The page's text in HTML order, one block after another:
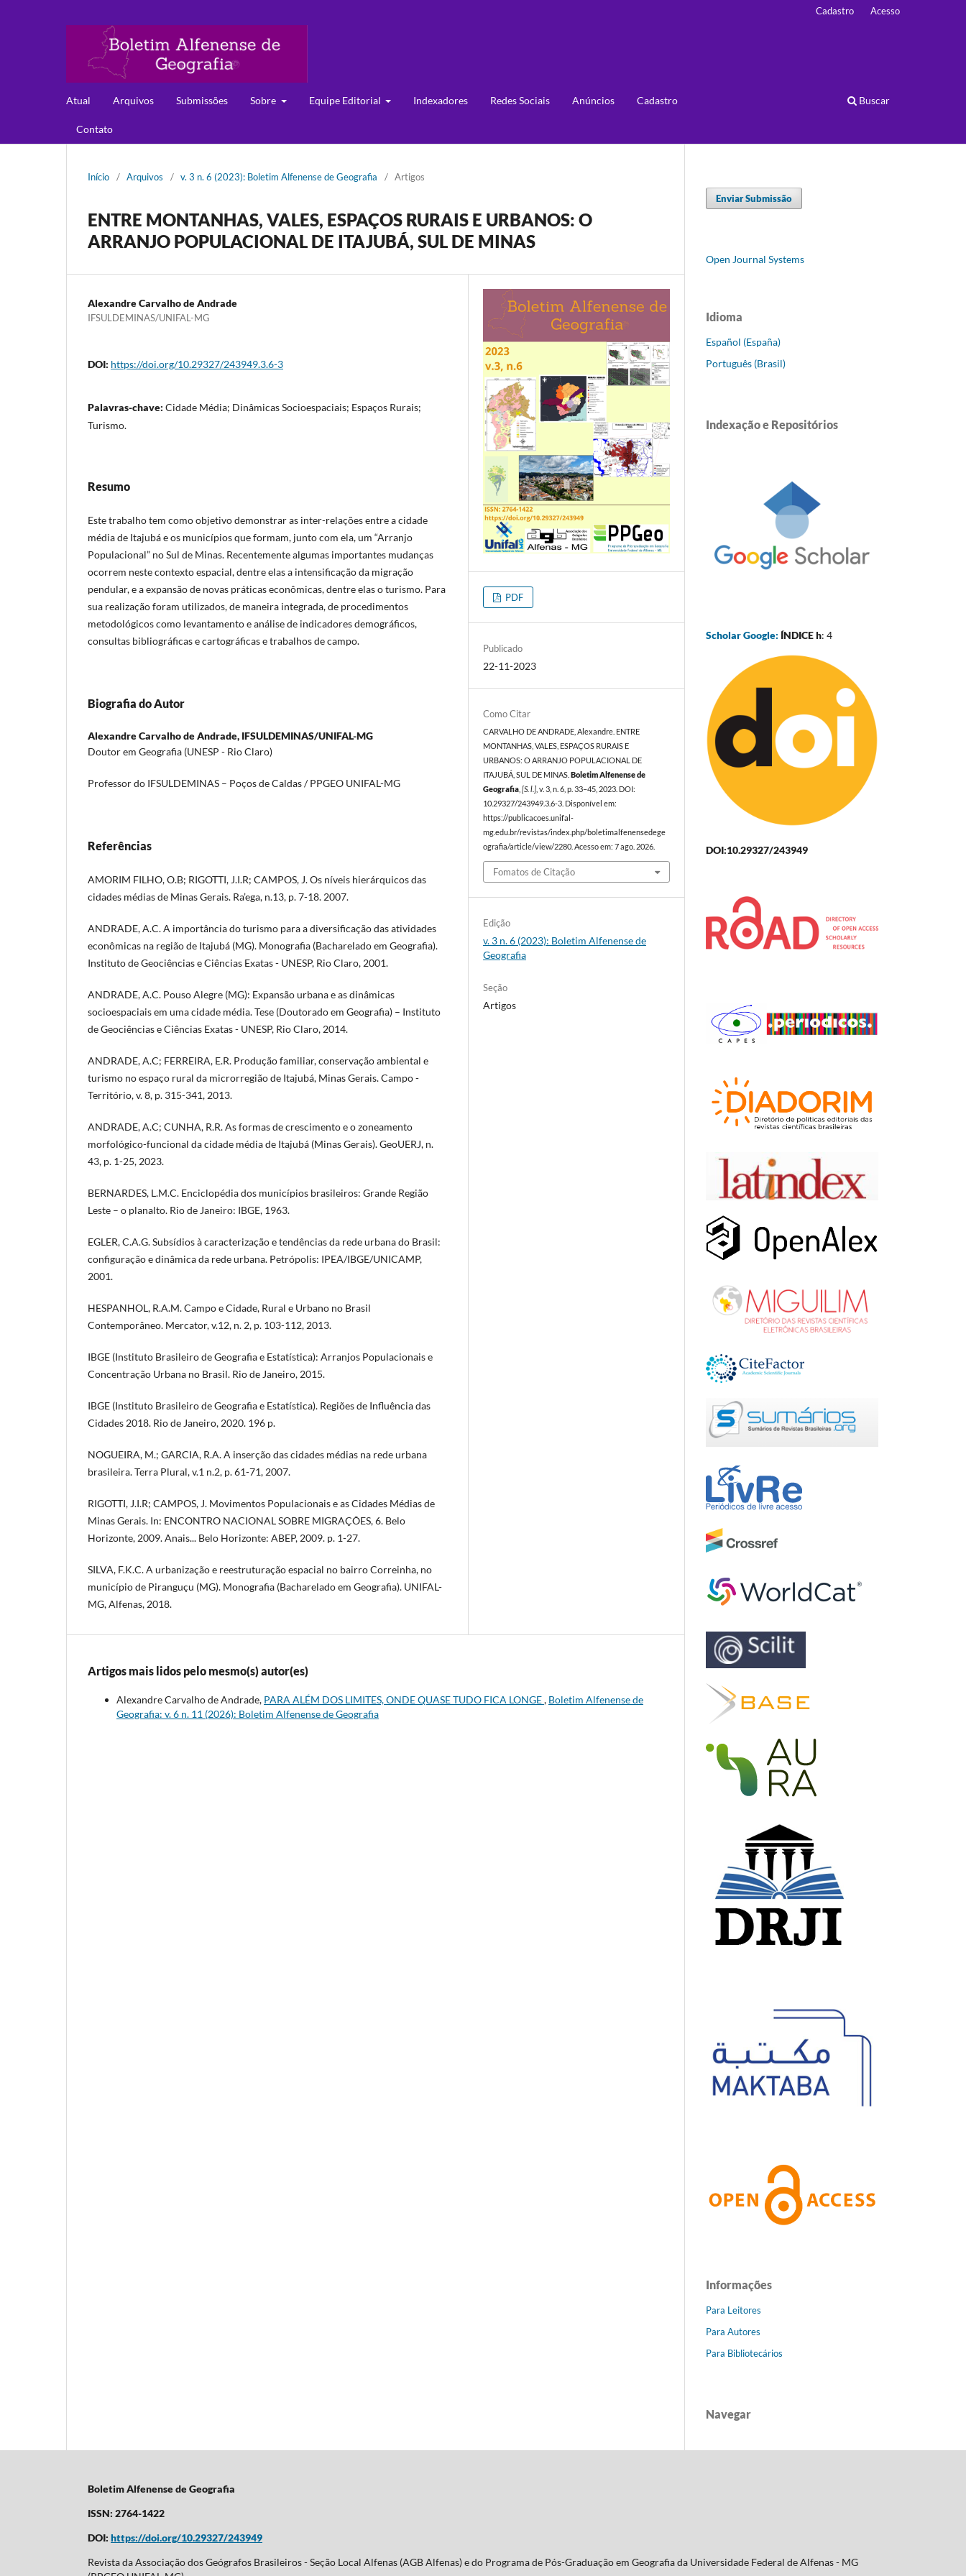
Atual Arquivos Submissões Sobre Equipe Editorial Indexadores Redes Sociais Anúncios Cadastro
Contato
Buscar
Cadastro Acesso
Início / Arquivos / v. 3 n. 6 (2023): Boletim Alfenense de Geografia / Artigos
ENTRE MONTANHAS, VALES, ESPAÇOS RURAIS E URBANOS: O
ARRANJO POPULACIONAL DE ITAJUBÁ, SUL DE MINAS
Alexandre Carvalho de Andrade
IFSULDEMINAS/UNIFAL-MG
DOI: https://doi.org/10.29327/243949.3.6-3
Palavras-chave: Cidade Média; Dinâmicas Socioespaciais; Espaços Rurais;
Turismo.
Resumo
Este trabalho tem como objetivo demonstrar as inter-relações entre a cidade
média de Itajubá e os municípios que formam, junto com ela, um “Arranjo
Populacional” no Sul de Minas. Recentemente algumas importantes mudanças
ocorrem neste contexto espacial, dentre elas a intensificação da migração
pendular, e a expansão de novas práticas econômicas, dentre elas o turismo. Para
sua realização foram utilizados, de maneira integrada, de procedimentos
metodológicos como levantamento e análise de indicadores demográficos,
consultas bibliográficas e cartográficas e trabalhos de campo.
Biografia do Autor
Alexandre Carvalho de Andrade, IFSULDEMINAS/UNIFAL-MG
Doutor em Geografia (UNESP - Rio Claro)
Professor do IFSULDEMINAS – Poços de Caldas / PPGEO UNIFAL-MG
Referências
AMORIM FILHO, O.B; RIGOTTI, J.I.R; CAMPOS, J. Os níveis hierárquicos das
cidades médias de Minas Gerais. Ra’ega, n.13, p. 7-18. 2007.
ANDRADE, A.C. A importância do turismo para a diversificação das atividades
econômicas na região de Itajubá (MG). Monografia (Bacharelado em Geografia).
Instituto de Geociências e Ciências Exatas - UNESP, Rio Claro, 2001.
ANDRADE, A.C. Pouso Alegre (MG): Expansão urbana e as dinâmicas
socioespaciais em uma cidade média. Tese (Doutorado em Geografia) – Instituto
de Geociências e Ciências Exatas - UNESP, Rio Claro, 2014.
ANDRADE, A.C; FERREIRA, E.R. Produção familiar, conservação ambiental e
turismo no espaço rural da microrregião de Itajubá, Minas Gerais. Campo -
Território, v. 8, p. 315-341, 2013.
ANDRADE, A.C; CUNHA, R.R. As formas de crescimento e o zoneamento
morfológico-funcional da cidade média de Itajubá (Minas Gerais). GeoUERJ, n.
43, p. 1-25, 2023.
BERNARDES, L.M.C. Enciclopédia dos municípios brasileiros: Grande Região
Leste – o planalto. Rio de Janeiro: IBGE, 1963.
EGLER, C.A.G. Subsídios à caracterização e tendências da rede urbana do Brasil:
configuração e dinâmica da rede urbana. Petrópolis: IPEA/IBGE/UNICAMP,
2001.
HESPANHOL, R.A.M. Campo e Cidade, Rural e Urbano no Brasil
Contemporâneo. Mercator, v.12, n. 2, p. 103-112, 2013.
IBGE (Instituto Brasileiro de Geografia e Estatística): Arranjos Populacionais e
Concentração Urbana no Brasil. Rio de Janeiro, 2015.
IBGE (Instituto Brasileiro de Geografia e Estatística). Regiões de Influência das
Cidades 2018. Rio de Janeiro, 2020. 196 p.
NOGUEIRA, M.; GARCIA, R.A. A inserção das cidades médias na rede urbana
brasileira. Terra Plural, v.1 n.2, p. 61-71, 2007.
RIGOTTI, J.I.R; CAMPOS, J. Movimentos Populacionais e as Cidades Médias de
Minas Gerais. In: ENCONTRO NACIONAL SOBRE MIGRAÇÕES, 6. Belo
Horizonte, 2009. Anais... Belo Horizonte: ABEP, 2009. p. 1-27.
SILVA, F.K.C. A urbanização e reestruturação espacial no bairro Correinha, no
município de Piranguçu (MG). Monografia (Bacharelado em Geografia). UNIFAL-
MG, Alfenas, 2018.
PDF
Publicado
22-11-2023
Como Citar
CARVALHO DE ANDRADE, Alexandre. ENTRE
MONTANHAS, VALES, ESPAÇOS RURAIS E
URBANOS: O ARRANJO POPULACIONAL DE
ITAJUBÁ, SUL DE MINAS.Boletim Alfenense de
Geografia ,[S. l.] , v. 3, n. 6, p. 33–45, 2023. DOI:
10.29327/243949.3.6-3. Disponível em:
https://publicacoes.unifal-
mg.edu.br/revistas/index.php/boletimalfenensedege
ografia/article/view/2280. Acesso em: 7 ago. 2026.
Fomatos de Citação
Edição
v. 3 n. 6 (2023): Boletim Alfenense de
Geografia
Seção
Artigos
Artigos mais lidos pelo mesmo(s) autor(es)
Alexandre Carvalho de Andrade, PARA ALÉM DOS LIMITES, ONDE QUASE TUDO FICA LONGE, Boletim Alfenense de
Geografia: v. 6 n. 11 (2026): Boletim Alfenense de Geografia
Enviar Submissão
Open Journal Systems
Idioma
Español (España)
Português (Brasil)
Indexação e Repositórios
Scholar Google: ÍNDICE h: 4
DOI:10.29327/243949
Informações
Para Leitores
Para Autores
Para Bibliotecários
Navegar
Boletim Alfenense de Geografia
ISSN: 2764-1422
DOI: https://doi.org/10.29327/243949
Revista da Associação dos Geógrafos Brasileiros - Seção Local Alfenas (AGB Alfenas) e do Programa de Pós-Graduação em Geografia da Universidade Federal de Alfenas - MG